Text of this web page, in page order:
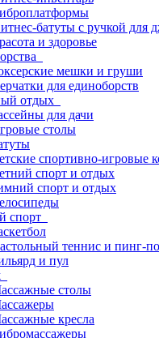
батуты с ручкой для
и здоровье
мешки и груши
для единоборств
отдых
для дачи
столы
спортивно-игровые
спорт и отдых
спорт и отдых
спорт
теннис и пинг-
и пул
столы
кресла